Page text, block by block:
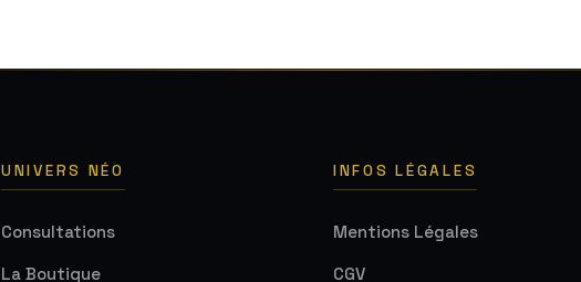
UNIVERS NÉO
Consultations
La Boutique
INFOS LÉGALES
Mentions Légales
CGV